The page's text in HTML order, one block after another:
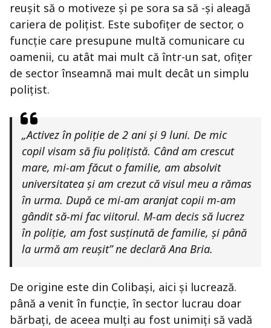
reușit să o motiveze și pe sora sa să -și aleagă
cariera de polițist. Este subofițer de sector, o
funcție care presupune multă comunicare cu
oamenii, cu atât mai mult că într-un sat, ofițer
de sector înseamnă mai mult decât un simplu
polițist.
„Activez în poliție de 2 ani și 9 luni. De mic
copil visam să fiu polițistă. Când am crescut
mare, mi-am făcut o familie, am absolvit
universitatea și am crezut că visul meu a rămas
în urma. După ce mi-am aranjat copii m-am
gândit să-mi fac viitorul. M-am decis să lucrez
în poliție, am fost susținută de familie, și până
la urmă am reușit” ne declară Ana Bria.
De origine este din Colibași, aici și lucrează.
până a venit în funcție, în sector lucrau doar
bărbați, de aceea mulți au fost unimiți să vadă